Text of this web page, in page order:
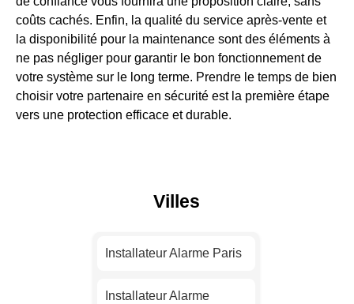
coûts cachés. Enfin, la qualité du service après-vente et
la disponibilité pour la maintenance sont des éléments à
ne pas négliger pour garantir le bon fonctionnement de
votre système sur le long terme. Prendre le temps de bien
choisir votre partenaire en sécurité est la première étape
vers une protection efficace et durable.
Villes
Installateur Alarme Paris
Installateur Alarme